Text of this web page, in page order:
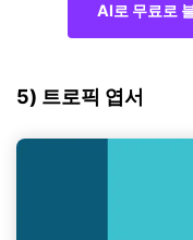
AI로 무료로
5) 트로픽 엽서